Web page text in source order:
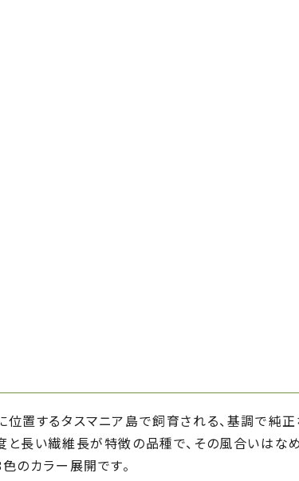
位置するタスマニア島で飼育される、基調で純
と長い繊維長が特徴の品種で、その風合いはな
のカラー展開です。